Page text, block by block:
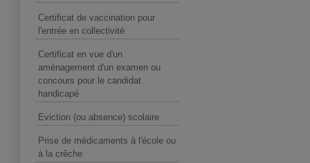
Certificat de vaccination pour
l'entrée en collectivité
Certificat en vue d'un
aménagement d'un examen ou
concours pour le candidat
handicapé
Eviction (ou absence) scolaire
Prise de médicaments à l'école ou
à la crêche